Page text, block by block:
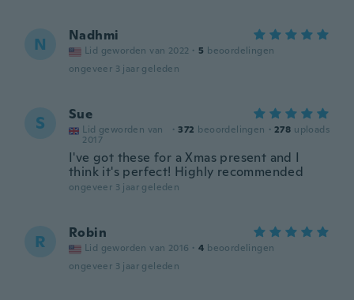
N Nadhmi
Lid geworden van 2022 · 5 beoordelingen
ongeveer 3 jaar geleden
S Sue
Lid geworden van
2017
· 372 beoordelingen · 278 uploads
I've got these for a Xmas present and I
think it's perfect! Highly recommended
ongeveer 3 jaar geleden
R Robin
Lid geworden van 2016 · 4 beoordelingen
ongeveer 3 jaar geleden